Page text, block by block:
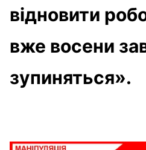
відновити
вже восени
зупиняться».